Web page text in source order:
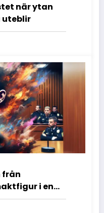
när ytan
uteblir
från
i en